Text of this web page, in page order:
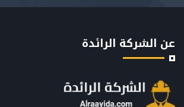
عن الشركة الرائدة